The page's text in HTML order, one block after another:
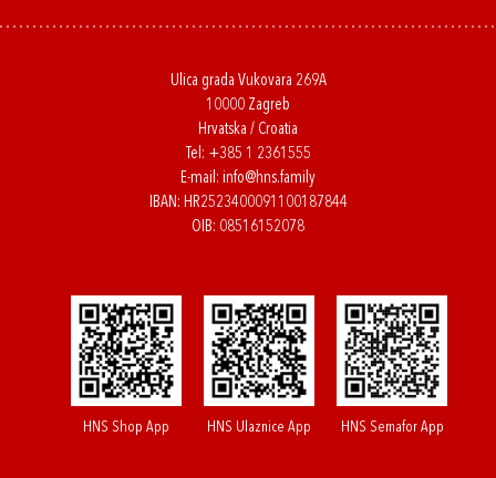
Ulica grada Vukovara 269A
10000 Zagreb
Hrvatska / Croatia
Tel: +385 1 2361555
E-mail: info@hns.family
IBAN: HR2523400091100187844
OIB: 08516152078
HNS Shop App HNS Ulaznice App HNS Semafor App